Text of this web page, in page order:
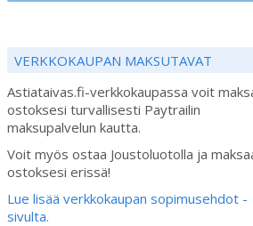
VERKKOKAUPAN MAKSUTAVAT
Astiataivas.fi-verkkokaupassa voit
ostoksesi turvallisesti Paytrailin
maksupalvelun kautta.
Voit myös ostaa Joustoluotolla ja
ostoksesi erissä!
Lue lisää verkkokaupan sopimusehdot -
sivulta.